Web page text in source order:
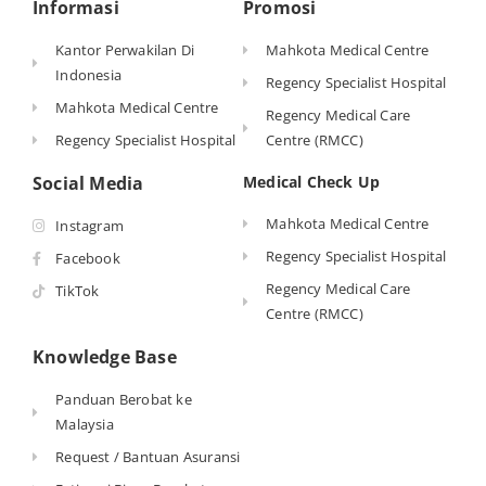
Informasi
Kantor Perwakilan Di
Indonesia
Mahkota Medical Centre
Regency Specialist Hospital
Social Media
Instagram
Facebook
TikTok
Promosi
Mahkota Medical Centre
Regency Specialist Hospital
Regency Medical Care
Centre (RMCC)
Medical Check Up
Mahkota Medical Centre
Regency Specialist Hospital
Regency Medical Care
Centre (RMCC)
Knowledge Base
Panduan Berobat ke
Malaysia
Request / Bantuan Asuransi